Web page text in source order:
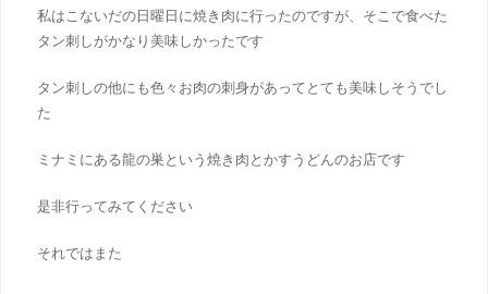
私はこないだの日曜日に焼き肉に行ったのですが、そこで食べた
タン刺しがかなり美味しかったです
タン刺しの他にも色々お肉の刺身があってとても美味しそうでし
た
ミナミにある龍の巣という焼き肉とかすうどんのお店です
是非行ってみてください
それではまた